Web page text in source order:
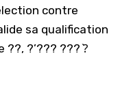
contre
sa qualification
?’??? ??? ?̀